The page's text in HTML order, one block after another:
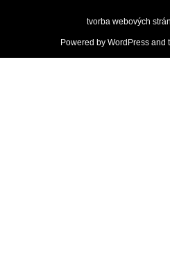
tvorba webových
Powered by WordPress and